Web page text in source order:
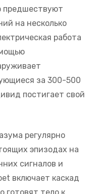
предшествуют
на несколько
работа
за 300-500
постигает свой
регулярно
эпизодах на
сигналов и
включает каскад